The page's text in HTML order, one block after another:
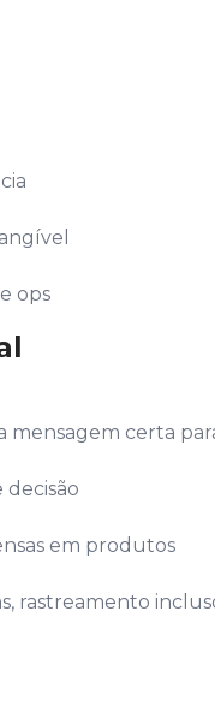
ops
mensagem certa
em produtos
rastreamento